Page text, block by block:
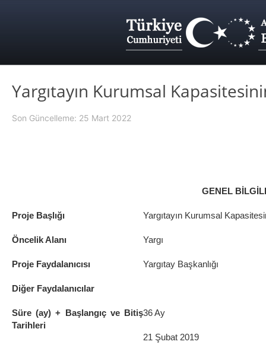
Yargıtayın Kurumsal
Son Güncelleme: 25 Mart 2022
GENEL
Proje Başlığı Yargıtayın Kurumsal
Öncelik Alanı Yargı
Proje Faydalanıcısı Yargıtay Başkanlığı
Diğer Faydalanıcılar
Süre (ay) + Başlangıç ve Bitiş
Tarihleri
36 Ay
21 Şubat 2019